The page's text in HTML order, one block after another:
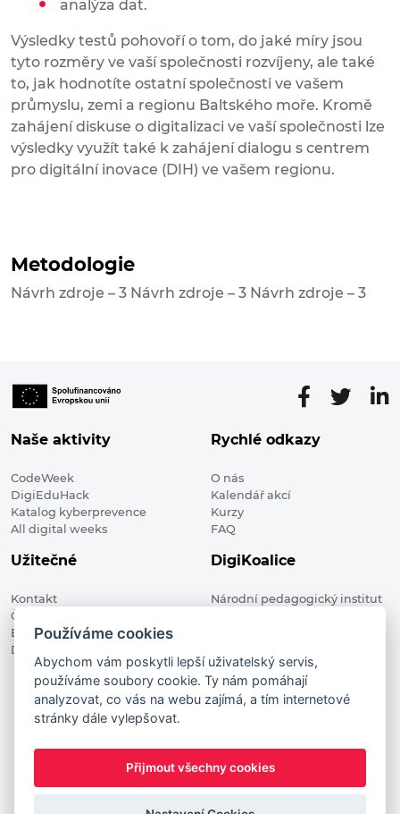
analýza dat.
Výsledky testů pohovoří o tom, do jaké míry jsou
tyto rozměry ve vaší společnosti rozvíjeny, ale také
to, jak hodnotíte ostatní společnosti ve vašem
průmyslu, zemi a regionu Baltského moře. Kromě
zahájení diskuse o digitalizaci ve vaší společnosti lze
výsledky využít také k zahájení dialogu s centrem
pro digitální inovace (DIH) ve vašem regionu.
Metodologie
Návrh zdroje – 3 Návrh zdroje – 3 Návrh zdroje – 3
Naše aktivity
CodeWeek
DigiEduHack
Katalog kyberprevence
All digital weeks
Rychlé odkazy
O nás
Kalendář akcí
Kurzy
FAQ
Užitečné
Kontakt
Členské organizace
Blog
Digitalizace ve vzdělávání
DigiKoalice
Národní pedagogický institut
DigiKoalice 2021. All rights reserved
Vstup do administrace
This project has received funding from the European
Commission Innovation and Networks Executive Agency (now
Používáme cookies
Abychom vám poskytli lepší uživatelský servis,
používáme soubory cookie. Ty nám pomáhají
analyzovat, co vás na webu zajímá, a tím internetové
stránky dále vylepšovat.
Přijmout všechny cookies